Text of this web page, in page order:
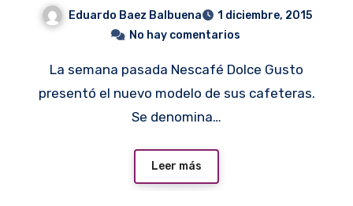
Eduardo Baez Balbuena
1 diciembre, 2015
No hay comentarios
La semana pasada Nescafé Dolce Gusto
presentó el nuevo modelo de sus cafeteras.
Se denomina…
Leer más